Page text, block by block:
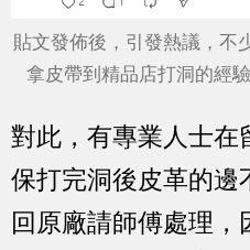
貼文發佈後，引發熱議，不
拿皮帶到精品店打洞的經
對此，有專業人士在
保打完洞後皮革的邊
回原廠請師傅處理，